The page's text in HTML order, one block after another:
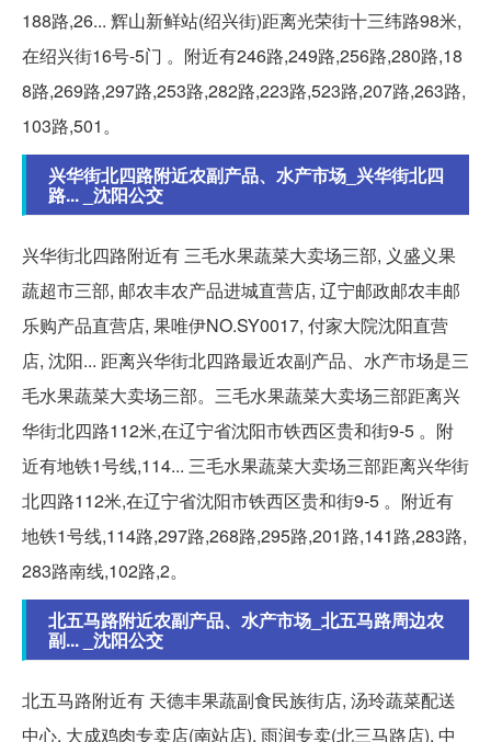
188路,26... 辉山新鲜站(绍兴街)距离光荣街十三纬路98米,
在绍兴街16号-5门 。附近有246路,249路,256路,280路,18
8路,269路,297路,253路,282路,223路,523路,207路,263路,
103路,501。
兴华街北四路附近农副产品、水产市场_兴华街北四
路... _沈阳公交
兴华街北四路附近有 三毛水果蔬菜大卖场三部, 义盛义果
蔬超市三部, 邮农丰农产品进城直营店, 辽宁邮政邮农丰邮
乐购产品直营店, 果唯伊NO.SY0017, 付家大院沈阳直营
店, 沈阳... 距离兴华街北四路最近农副产品、水产市场是三
毛水果蔬菜大卖场三部。三毛水果蔬菜大卖场三部距离兴
华街北四路112米,在辽宁省沈阳市铁西区贵和街9-5 。附
近有地铁1号线,114... 三毛水果蔬菜大卖场三部距离兴华街
北四路112米,在辽宁省沈阳市铁西区贵和街9-5 。附近有
地铁1号线,114路,297路,268路,295路,201路,141路,283路,
283路南线,102路,2。
北五马路附近农副产品、水产市场_北五马路周边农
副... _沈阳公交
北五马路附近有 天德丰果蔬副食民族街店, 汤玲蔬菜配送
中心, 大成鸡肉专卖店(南站店), 雨润专卖(北三马路店), 中